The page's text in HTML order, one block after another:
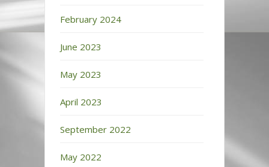
February 2024
June 2023
May 2023
April 2023
September 2022
May 2022